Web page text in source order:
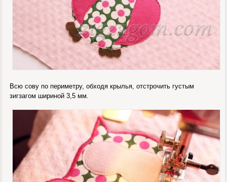
Всю сову по периметру, обходя крылья, отстрочить густым
зигзагом шириной 3,5 мм.